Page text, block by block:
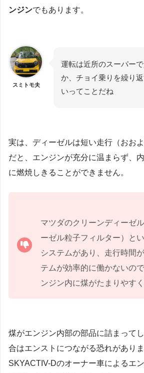
ンジンでもあります。
スミトモ夫
運転は近所のスーパー
か、チョイ乗りを繰り
いってことだね
実は、ディーゼルは短い走行（おお
だと、エンジンが充分に温まらず、
に燃焼しきることができません。
マツダのクリーンディーゼル
ーゼル粒子フィルター）と
システムがあり、走行時間
テムが効率的に働かないの
ンジン内に煤がたまりやすく
煤がエンジン内部の部品に詰まって
合はエンストにつながる恐れがありま
SKYACTIV-Dのオーナー車によるエ